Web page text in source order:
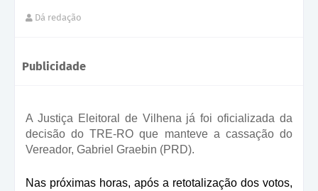
Dá redação
Publicidade
A Justiça Eleitoral de Vilhena já foi oficializada da
decisão do TRE-RO que manteve a cassação do
Vereador, Gabriel Graebin (PRD).
Nas próximas horas, após a retotalização dos votos,